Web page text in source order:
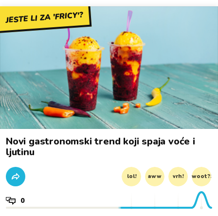
JESTE LI ZA 'FRICY'?
Novi gastronomski trend koji spaja voće i
ljutinu
lol! aww vrh! woot?!
0